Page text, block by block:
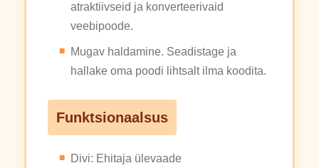
atraktiivseid ja konverteerivaid
veebipoode.
Mugav haldamine. Seadistage ja
hallake oma poodi lihtsalt ilma koodita.
Funktsionaalsus
Divi: Ehitaja ülevaade